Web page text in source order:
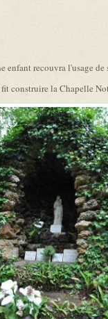
recouvra l'usage de
construire la Chapelle